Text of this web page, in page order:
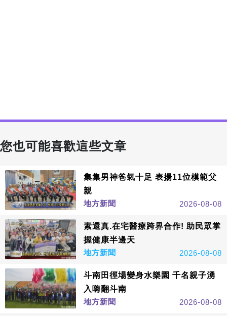
您也可能喜歡這些文章
集集男神爸氣十足 表揚11位模範父
親
地方新聞
2026-08-08
素還真.在宅醫療跨界合作! 助民眾掌
握健康半邊天
地方新聞
2026-08-08
斗南田徑場變身水樂園 千名親子湧
入嗨翻斗南
地方新聞
2026-08-08